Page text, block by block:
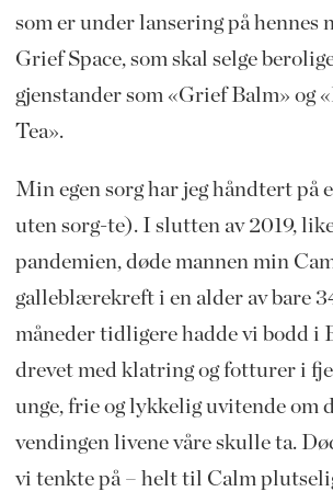
som er under lansering på hennes
Grief Space, som skal selge
gjenstander som «Grief Balm» og
Tea».
Min egen sorg har jeg håndtert på
uten sorg-te). I slutten av 2019,
pandemien, døde mannen min
galleblærekreft i en alder av bare
måneder tidligere hadde vi bodd i
drevet med klatring og fotturer i
unge, frie og lykkelig uvitende om
vendingen livene våre skulle ta.
vi tenkte på – helt til Calm